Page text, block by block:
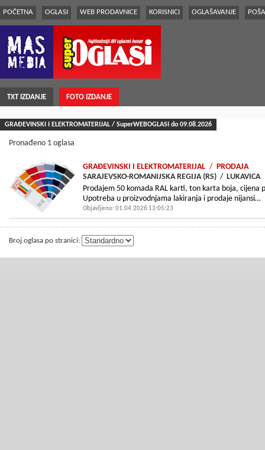
POČETNA OGLASI WEB PRODAVNICE KORISNICI OGLAŠAVANJE
TXT IZDANJE FOTO IZDANJE
GRAÐEVINSKI I ELEKTROMATERIJAL / SuperWEBOGLASI do 09.08.2026
Pronađeno 1 oglasa
GRAÐEVINSKI I ELEKTROMATERIJAL / PRODAJA
SARAJEVSKO-ROMANIJSKA REGIJA (RS) / LUKAVICA
Prodajem 50 komada RAL karti, ton karta boja, cijena
Upotreba u proizvodnjama lakiranja i prodaje nijansi…
Objavljeno: 01.04.2026 13:05:23
Broj oglasa po stranici: